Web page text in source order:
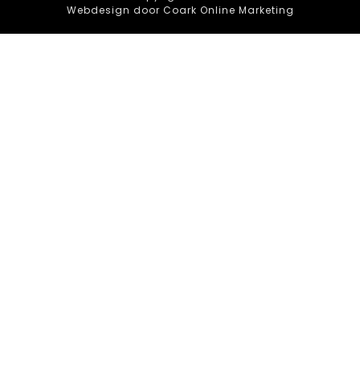
Webdesign door Coark Online Marketing